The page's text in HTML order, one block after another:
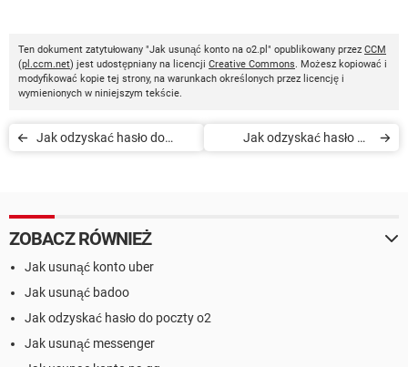
Ten dokument zatytułowany "Jak usunąć konto na o2.pl" opublikowany przez CCM
(pl.ccm.net) jest udostępniany na licencji Creative Commons. Możesz kopiować i
modyfikować kopie tej strony, na warunkach określonych przez licencję i
wymienionych w niniejszym tekście.
Jak odzyskać hasło do
Jak odzyskać hasło do
ZOBACZ RÓWNIEŻ
Jak usunąć konto uber
Jak usunąć badoo
Jak odzyskać hasło do poczty o2
Jak usunąć messenger